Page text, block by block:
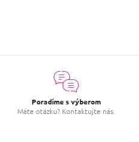
Poradíme s výberom
Máte otázku? Kontaktujte nás.